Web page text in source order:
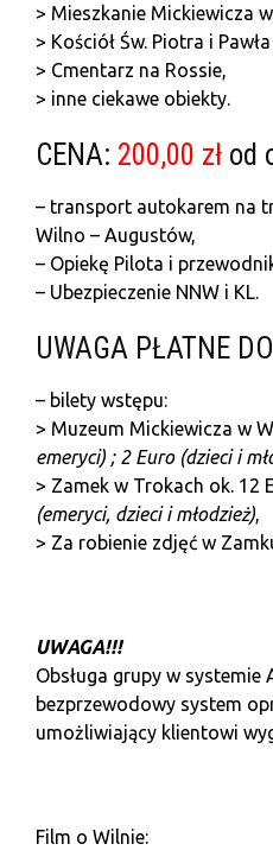
> Mieszkanie Mickiewicza
> Kościół Św. Piotra i
> Cmentarz na Rossie,
> inne ciekawe obiekty.
CENA: 200,00 zł od
– transport autokarem na
Wilno – Augustów,
– Opiekę Pilota i
– Ubezpieczenie NNW i KL.
UWAGA PŁATNE
– bilety wstępu:
> Muzeum Mickiewicza w
emeryci) ; 2 Euro (dzieci i
> Zamek w Trokach ok. 12
(emeryci, dzieci i młodzież),
> Za robienie zdjęć w
UWAGA!!!
Obsługa grupy w systemie
bezprzewodowy system
umożliwiający klientowi
Film o Wilnie: